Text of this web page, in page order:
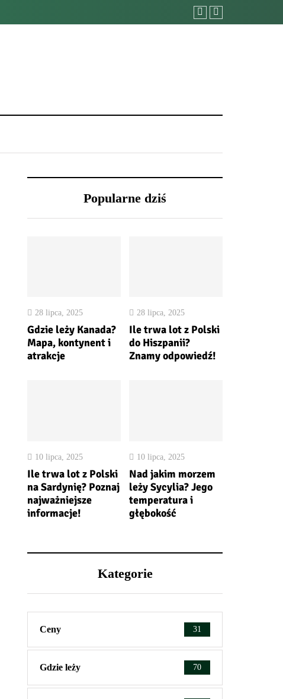
Popularne dziś
28 lipca, 2025
Gdzie leży Kanada?
Mapa, kontynent i
atrakcje
28 lipca, 2025
Ile trwa lot z Polski
do Hiszpanii?
Znamy odpowiedź!
10 lipca, 2025
Ile trwa lot z Polski
na Sardynię? Poznaj
najważniejsze
informacje!
10 lipca, 2025
Nad jakim morzem
leży Sycylia? Jego
temperatura i
głębokość
Kategorie
Ceny 31
Gdzie leży 70